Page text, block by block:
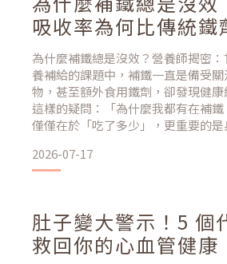
吸收率為何比傳統鐵
為什麼補鐵總是沒效？營養師揭密
養補給的課題中，補鐵一直是備受
物，甚至額外食用鐵劑，卻發現健
這樣的疑問：「為什麼我都有在補
僅僅在於「吃了多少」，更重要的
營養師的首推成分。本文將從科學機
2026-07-17
肚子變大警示！5 個
救回你的心血管健康